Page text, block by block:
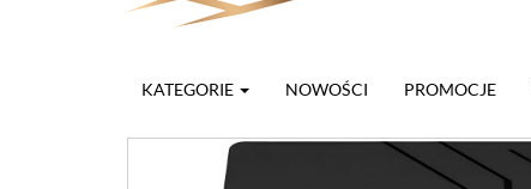
KATEGORIE NOWOŚCI PROMOCJE